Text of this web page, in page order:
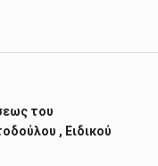
του
, Ειδικού